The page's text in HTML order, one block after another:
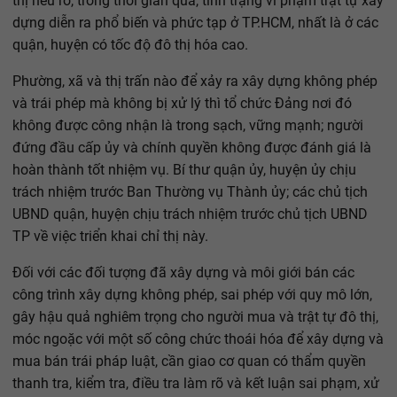
dựng diễn ra phổ biến và phức tạp ở TP.HCM, nhất là ở các
quận, huyện có tốc độ đô thị hóa cao.
Phường, xã và thị trấn nào để xảy ra xây dựng không phép
và trái phép mà không bị xử lý thì tổ chức Đảng nơi đó
không được công nhận là trong sạch, vững mạnh; người
đứng đầu cấp ủy và chính quyền không được đánh giá là
hoàn thành tốt nhiệm vụ. Bí thư quận ủy, huyện ủy chịu
trách nhiệm trước Ban Thường vụ Thành ủy; các chủ tịch
UBND quận, huyện chịu trách nhiệm trước chủ tịch UBND
TP về việc triển khai chỉ thị này.
Đối với các đối tượng đã xây dựng và môi giới bán các
công trình xây dựng không phép, sai phép với quy mô lớn,
gây hậu quả nghiêm trọng cho người mua và trật tự đô thị,
móc ngoặc với một số công chức thoái hóa để xây dựng và
mua bán trái pháp luật, cần giao cơ quan có thẩm quyền
thanh tra, kiểm tra, điều tra làm rõ và kết luận sai phạm, xử